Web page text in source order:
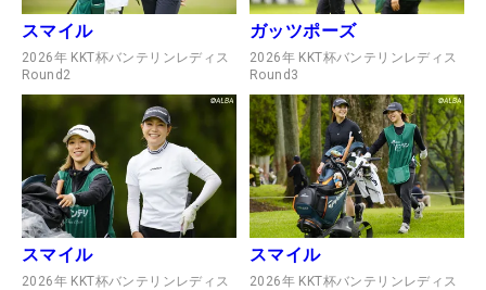
スマイル
2026年 KKT杯バンテリンレディス
Round2
ガッツポーズ
2026年 KKT杯バンテリンレディス
Round3
スマイル
2026年 KKT杯バンテリンレディス
スマイル
2026年 KKT杯バンテリンレディス